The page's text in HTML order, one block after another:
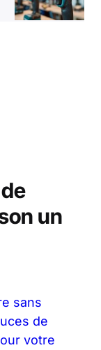
un
sans
de
votre